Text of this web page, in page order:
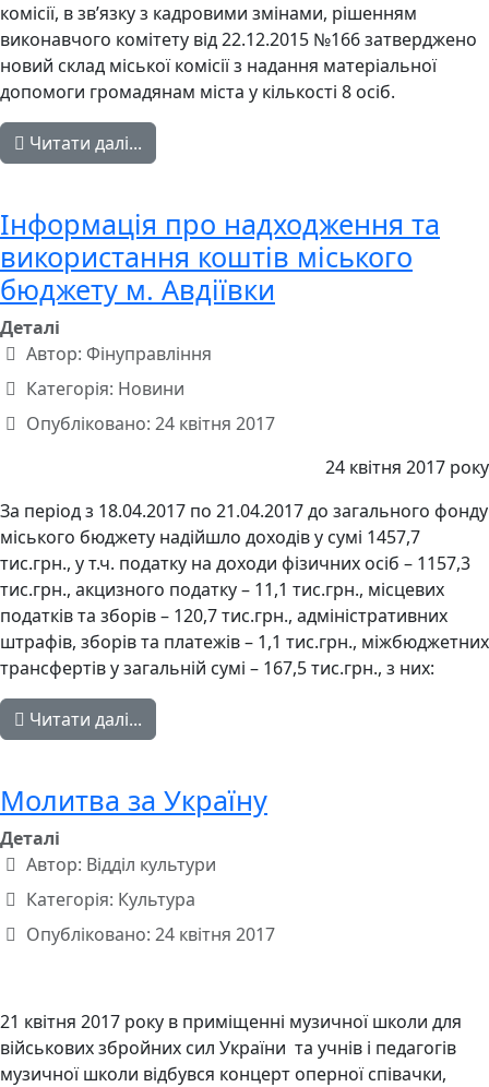
комісії, в зв’язку з кадровими змінами, рішенням
виконавчого комітету від 22.12.2015 №166 затверджено
новий склад міської комісії з надання матеріальної
допомоги громадянам міста у кількості 8 осіб.
Читати далі...
Інформація про надходження та
використання коштів міського
бюджету м. Авдіївки
Деталі
Автор: Фінуправління
Категорія: Новини
Опубліковано: 24 квітня 2017
24 квітня 2017 року
За період з 18.04.2017 по 21.04.2017 до загального фонду
міського бюджету надійшло доходів у сумі 1457,7
тис.грн., у т.ч. податку на доходи фізичних осіб – 1157,3
тис.грн., акцизного податку – 11,1 тис.грн., місцевих
податків та зборів – 120,7 тис.грн., адміністративних
штрафів, зборів та платежів – 1,1 тис.грн., міжбюджетних
трансфертів у загальній сумі – 167,5 тис.грн., з них:
Читати далі...
Молитва за Україну
Деталі
Автор: Відділ культури
Категорія: Культура
Опубліковано: 24 квітня 2017
21 квітня 2017 року в приміщенні музичної школи для
військових збройних сил України та учнів і педагогів
музичної школи відбувся концерт оперної співачки,